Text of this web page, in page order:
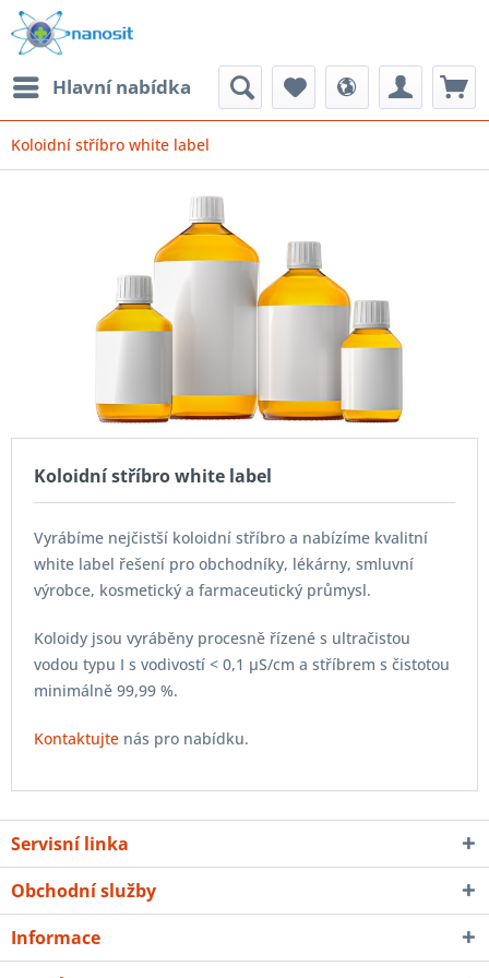
Hlavní nabídka
Koloidní stříbro white label
Koloidní stříbro white label
Vyrábíme nejčistší koloidní stříbro a nabízíme kvalitní
white label řešení pro obchodníky, lékárny, smluvní
výrobce, kosmetický a farmaceutický průmysl.
Koloidy jsou vyráběny procesně řízené s ultračistou
vodou typu I s vodivostí < 0,1 µS/cm a stříbrem s čistotou
minimálně 99,99 %.
Kontaktujte nás pro nabídku.
Servisní linka
Obchodní služby
Informace